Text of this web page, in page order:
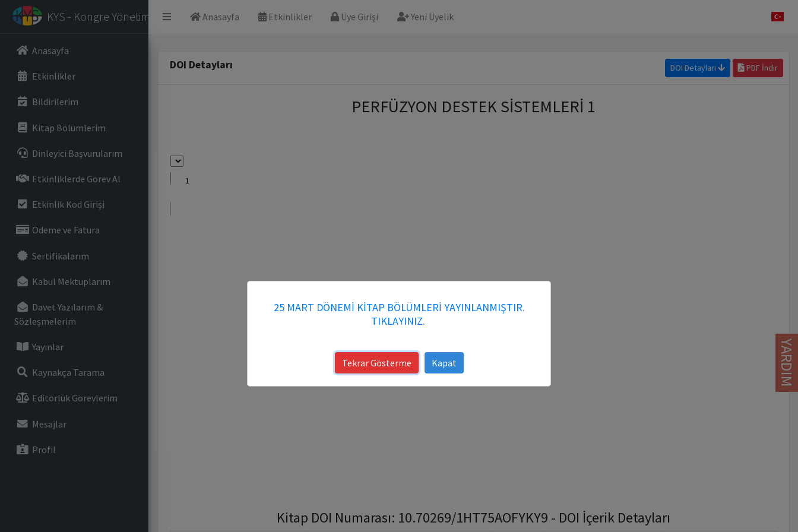
Anasayfa Etkinlikler Üye Girişi Yeni Üyelik
KYS - Kongre Yönetim Sistemi
Anasayfa
Etkinlikler
Bildirilerim
Kitap Bölümlerim
Dinleyici Başvurularım
Etkinliklerde Görev Al
Etkinlik Kod Girişi
Ödeme ve Fatura
Sertifikalarım
Kabul Mektuplarım
Davet Yazılarım &
Sözleşmelerim
Yayınlar
Kaynakça Tarama
Editörlük Görevlerim
Mesajlar
Profil
DOI Detayları DOI Detayları PDF İndir
PERFÜZYON DESTEK SİSTEMLERİ 1
Kitap DOI Numarası: 10.70269/1HT75AOFYKY9 - DOI İçerik Detayları
YARDIM
25 MART DÖNEMİ KİTAP BÖLÜMLERİ YAYINLANMIŞTIR.
TIKLAYINIZ.
Tekrar Gösterme Kapat